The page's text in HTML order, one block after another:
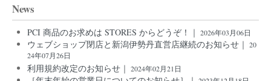
News
PCI 商品のお求めは STORES からどうぞ！｜ 2026年03月06日
ウェブショップ閉店と新潟伊勢丹直営店継続のお知らせ｜ 20
24年07月26日
利用規約改定のお知らせ｜ 2024年02月21日